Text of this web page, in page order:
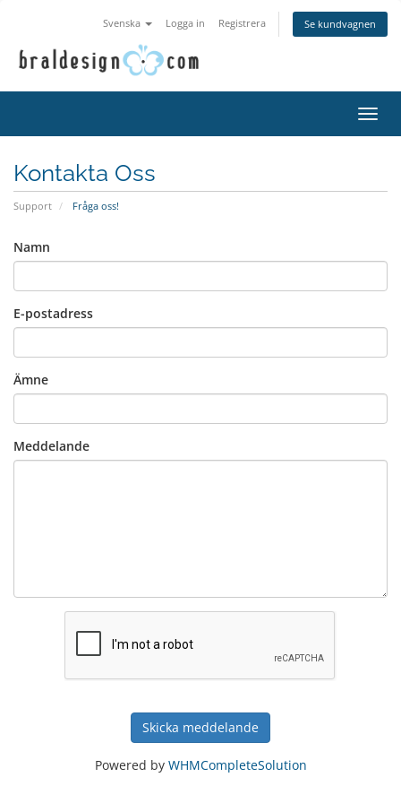
Svenska Logga in Registrera Se kundvagnen
Växla
Kontakta Oss
Support Fråga oss!
Namn
E-postadress
Ämne
Meddelande
Skicka meddelande
Powered by WHMCompleteSolution